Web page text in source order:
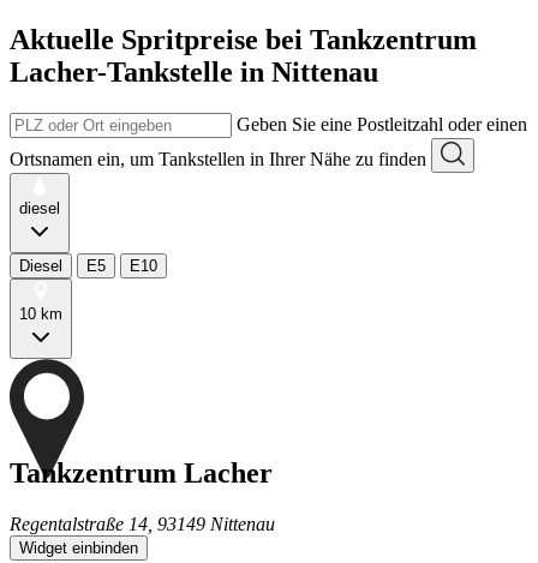
Aktuelle Spritpreise bei Tankzentrum
Lacher-Tankstelle in Nittenau
Geben Sie eine Postleitzahl oder einen
Ortsnamen ein, um Tankstellen in Ihrer Nähe zu finden
diesel
Diesel E5 E10
10 km
Tankzentrum Lacher
Regentalstraße 14, 93149 Nittenau
Widget einbinden